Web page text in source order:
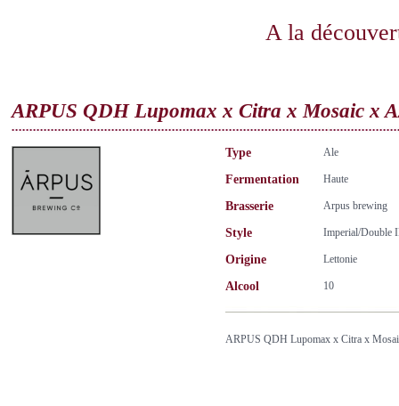
A la
ARPUS QDH Lupomax x Citra x Mosaic x
Type Ale
Fermentation Haute
Brasserie Arpus brewing
Style Imperial/Double
Origine Lettonie
Alcool 10
ARPUS QDH Lupomax x Citra x